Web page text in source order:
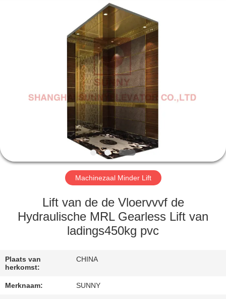
PRODUCTEN
ONGEVEER
ONS
FABRIEKSREIS
KWALITEITSCONTROLE
CONTACTEER
Machinezaal Minder Lift
Lift van de de Vloervvvf de
Hydraulische MRL Gearless Lift van
ladings450kg pvc
Plaats van
herkomst:
CHINA
Merknaam: SUNNY